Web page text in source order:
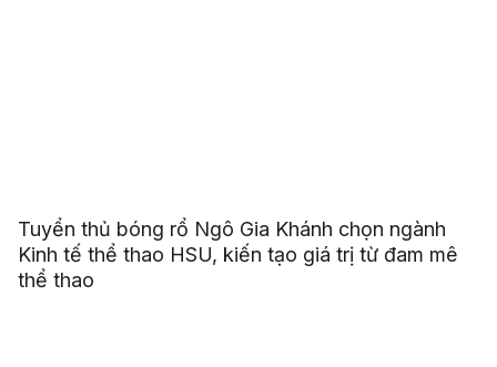
Tuyển thủ bóng rổ Ngô Gia Khánh chọn ngành
Kinh tế thể thao HSU, kiến tạo giá trị từ đam mê
thể thao